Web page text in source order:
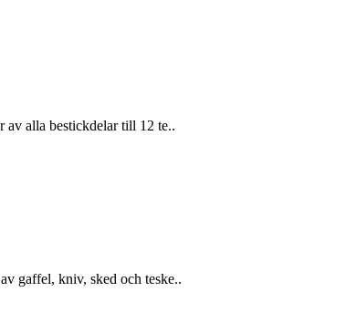
av alla bestickdelar till 12 te..
gaffel, kniv, sked och teske..